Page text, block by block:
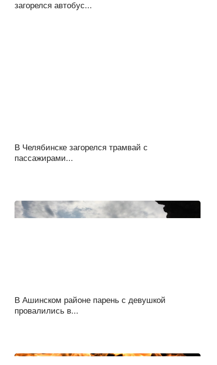
загорелся автобус...
В Челябинске загорелся трамвай с
пассажирами...
В Ашинском районе парень с девушкой
провалились в...